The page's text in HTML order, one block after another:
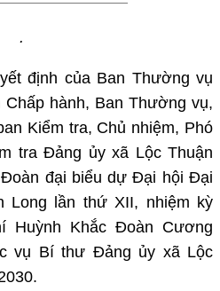
.
định của Ban Thường vụ
hành, Ban Thường vụ,
Kiểm tra, Chủ nhiệm, Phó
tra Đảng ủy xã Lộc Thuận
đại biểu dự Đại hội Đại
Long lần thứ XII, nhiệm kỳ
Huỳnh Khắc Đoàn Cương
vụ Bí thư Đảng ủy xã Lộc